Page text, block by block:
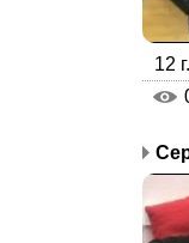
12